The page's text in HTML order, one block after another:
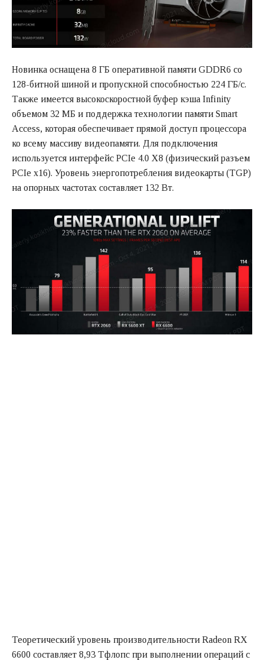
Новинка оснащена 8 ГБ оперативной памяти GDDR6 со
128-битной шиной и пропускной способностью 224 ГБ/с.
Также имеется высокоскоростной буфер кэша Infinity
объемом 32 МБ и поддержка технологии памяти Smart
Access, которая обеспечивает прямой доступ процессора
ко всему массиву видеопамяти. Для подключения
используется интерфейс PCIe 4.0 X8 (физический разъем
PCIe x16). Уровень энергопотребления видеокарты (TGP)
на опорных частотах составляет 132 Вт.
Теоретический уровень производительности Radeon RX
6600 составляет 8,93 Тфлопс при выполнении операций с